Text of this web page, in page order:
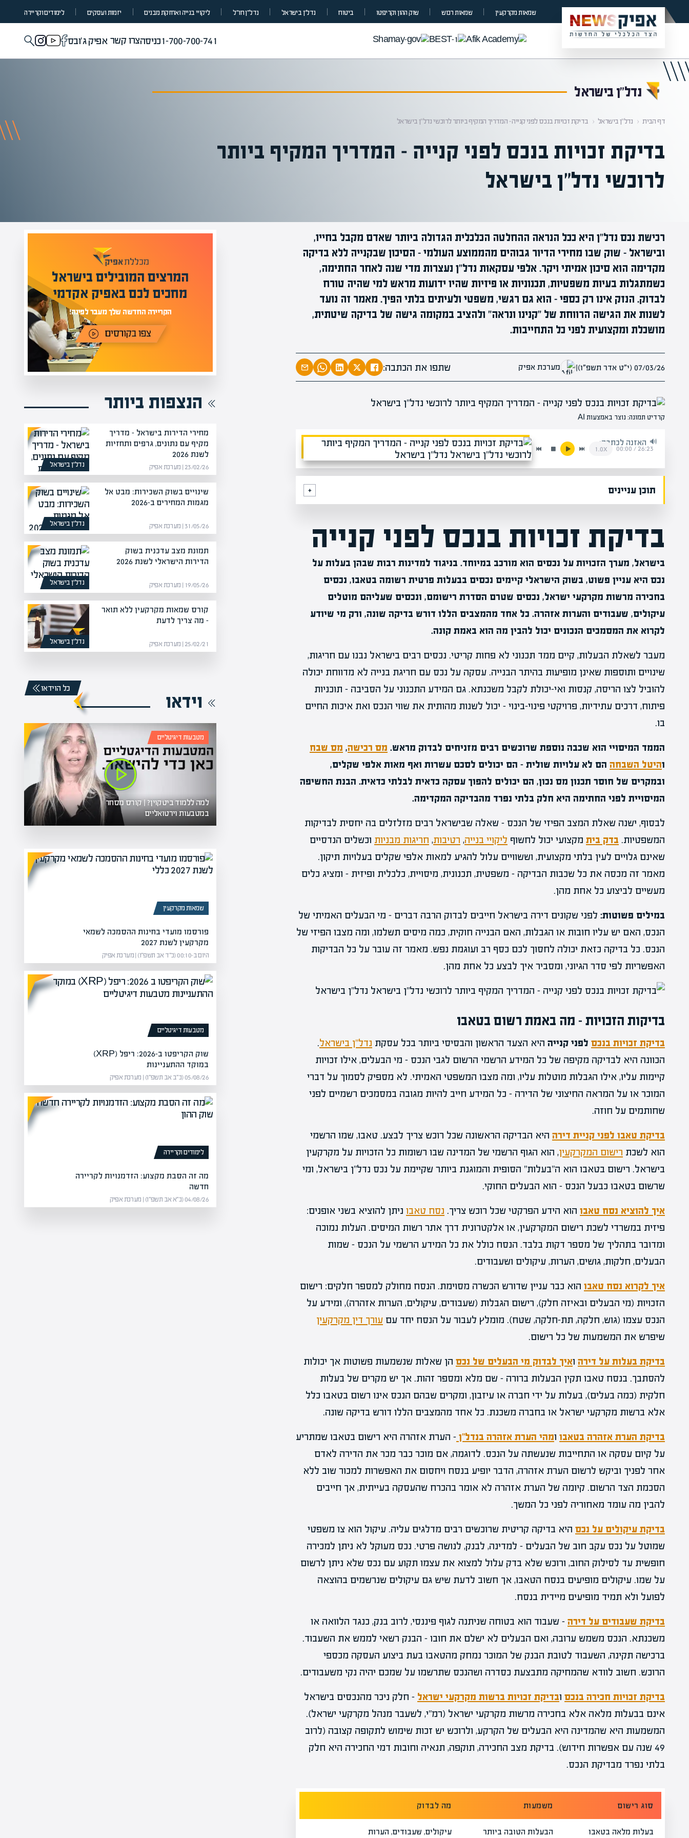
שמאות מקרקעין שמאות רכוש שוק ההון וקריפטו ביטוח נדל”ן בישראל נדל״ן חו״ל ליקויי בנייה ואחזקת מבנים יזמות ועסקים לימודים וקריירה
1-700-700-741כניסהצרו קשר אפיק ג'ובס
נדל”ן בישראל
דף הבית ‹ נדל”ן בישראל ‹ בדיקת זכויות בנכס לפני קנייה – המדריך המקיף ביותר לרוכשי נדל"ן בישראל
בדיקת זכויות בנכס לפני קנייה – המדריך המקיף ביותר
לרוכשי נדל"ן בישראל
רכישת נכס נדל"ן היא ככל הנראה ההחלטה הכלכלית הגדולה ביותר שאדם מקבל בחייו,
ובישראל – שוק שבו מחירי הדיור גבוהים מהממוצע העולמי – הסיכון שבקנייה ללא בדיקה
מקדימה הוא סיכון אמיתי ויקר. אלפי עסקאות נדל"ן נעצרות מדי שנה לאחר החתימה,
כשמתגלות בעיות משפטיות, תכנוניות או פיזיות שהיו ידועות מראש למי שהיה טורח
לבדוק. הנזק אינו רק כספי – הוא גם רגשי, משפטי ולעיתים בלתי הפיך. מאמר זה נועד
לשנות את הגישה הרווחת של "קנינו ונראה" ולהציב במקומה גישה של בדיקה שיטתית,
מושכלת ומקצועית לפני כל התחייבות.
07/03/26 (י״ט אדר תשפ״ו) | מערכת אפיק שתפו את הכתבה:
קרדיט תמונה: נוצר באמצעות AI
האזנה לכתבה:
26:23
/
00:00
1.0x
תוכן עניינים
בדיקת זכויות בנכס לפני קנייה
בישראל, מערך הזכויות על נכסים הוא מורכב במיוחד. בניגוד למדינות רבות שבהן בעלות על
נכס היא עניין פשוט, בשוק הישראלי קיימים נכסים בבעלות פרטית רשומה בטאבו, נכסים
בחכירה מרשות מקרקעי ישראל, נכסים שטרם הסדרת רישומם, ונכסים שעליהם מוטלים
עיקולים, שעבודים והערות אזהרה. כל אחד מהמצבים הללו דורש בדיקה שונה, ורק מי שיודע
לקרוא את המסמכים הנכונים יכול להבין מה הוא באמת קונה.
מעבר לשאלת הבעלות, קיים ממד תכנוני לא פחות קריטי. נכסים רבים בישראל נבנו עם חריגות,
שינויים ותוספות שאינן מופיעות בהיתר הבנייה. עסקה על נכס עם חריגת בנייה לא מדווחת יכולה
להוביל לצו הריסה, קנסות ואי-יכולת לקבל משכנתא. גם המידע התכנוני על הסביבה – תוכניות
פיתוח, דרכים עתידיות, פרויקטי פינוי-בינוי – יכול לשנות מהותית את שווי הנכס ואת איכות החיים
בו.
הממד המיסויי הוא שכבה נוספת שרוכשים רבים מזניחים לבדוק מראש. מס רכישה, מס שבח
והיטל השבחה הם לא עלויות שולית – הם יכולים לסכם עשרות ואף מאות אלפי שקלים,
ובמקרים של חוסר תכנון מס נכון, הם יכולים להפוך עסקה כדאית לבלתי כדאית. הבנת החשיפה
המיסויית לפני החתימה היא חלק בלתי נפרד מהבדיקה המקדימה.
לבסוף, ישנה שאלת המצב הפיזי של הנכס – שאלה שבישראל רבים מזלזלים בה יחסית לבדיקות
המשפטיות. בדק בית מקצועי יכול לחשוף ליקויי בנייה, רטיבות, חריגות מבניות וכשלים הנדסיים
שאינם גלויים לעין בלתי מקצועית, וששוויים עלול להגיע למאות אלפי שקלים בעלויות תיקון.
מאמר זה מכסה את כל שכבות הבדיקה – משפטית, תכנונית, מיסויית, כלכלית ופיזית – ומציג כלים
מעשיים לביצוע כל אחת מהן.
במילים פשוטות: לפני שקונים דירה בישראל חייבים לבדוק הרבה דברים – מי הבעלים האמיתי של
הנכס, האם יש עליו חובות או הגבלות, האם הבנייה חוקית, כמה מיסים תשלמו, ומה מצבו הפיזי של
הנכס. כל בדיקה כזאת יכולה לחסוך לכם כסף רב ועוגמת נפש. מאמר זה עובר על כל הבדיקות
האפשריות לפי סדר הגיוני, ומסביר איך לבצע כל אחת מהן.
בדיקות הזכויות – מה באמת רשום בטאבו
בדיקת זכויות בנכס לפני קנייה היא הצעד הראשון והבסיסי ביותר בכל עסקת נדל"ן בישראל.
הכוונה היא לבדיקה מקיפה של כל המידע הרשמי הרשום לגבי הנכס – מי הבעלים, אילו זכויות
קיימות עליו, אילו הגבלות מוטלות עליו, ומה מצבו המשפטי האמיתי. לא מספיק לסמוך על דברי
המוכר או על המראה החיצוני של הדירה – כל המידע חייב להיות מגובה במסמכים רשמיים לפני
שחותמים על חוזה.
בדיקת טאבו לפני קניית דירה היא הבדיקה הראשונה שכל רוכש צריך לבצע. טאבו, שמו הרשמי
הוא לשכת רישום המקרקעין, הוא הגוף הרשמי של המדינה שבו רשומות כל הזכויות על מקרקעין
בישראל. רישום בטאבו הוא ה"בעלות" הסופית והמוגנת ביותר שקיימת על נכס נדל"ן בישראל, ומי
שרשום בטאבו כבעל הנכס – הוא הבעלים החוקי.
איך להוציא נסח טאבו הוא הידע הפרקטי שכל רוכש צריך. נסח טאבו ניתן להוציא בשני אופנים:
פיזית במשרדי לשכת רישום המקרקעין, או אלקטרונית דרך אתר רשות המיסים. העלות נמוכה
ומדובר בתהליך של מספר דקות בלבד. הנסח כולל את כל המידע הרשמי על הנכס – שמות
הבעלים, חלקות, גושים, הערות, עיקולים ושעבודים.
איך לקרוא נסח טאבו הוא כבר עניין שדורש הכשרה מסוימת. הנסח מחולק למספר חלקים: רישום
הזכויות (מי הבעלים ובאיזה חלק), רישום הגבלות (שעבודים, עיקולים, הערות אזהרה), ומידע על
הנכס עצמו (גוש, חלקה, תת-חלקה, שטח). מומלץ לעבור על הנסח יחד עם עורך דין מקרקעין
שיפרש את המשמעות של כל רישום.
בדיקת בעלות על דירה ואיך לבדוק מי הבעלים של נכס הן שאלות שנשמעות פשוטות אך יכולות
להסתבך. בנסח טאבו תקין הבעלות ברורה – שם מלא ומספר זהות. אך יש מקרים של בעלות
חלקית (כמה בעלים), בעלות על ידי חברה או עיזבון, ומקרים שבהם הנכס אינו רשום בטאבו כלל
אלא ברשות מקרקעי ישראל או בחברה משכנת. כל אחד מהמצבים הללו דורש בדיקה שונה.
בדיקת הערת אזהרה בטאבו ומהי הערת אזהרה בנדל"ן – הערת אזהרה היא רישום בטאבו שמתריע
על קיום עסקה או התחייבות שנעשתה על הנכס. לדוגמה, אם מוכר כבר מכר את הדירה לאדם
אחר לפניך וביקש לרשום הערת אזהרה, הדבר יופיע בנסח ויחסום את האפשרות למכור שוב ללא
הסכמת הצד הרשום. קיומה של הערת אזהרה לא אומר בהכרח שהעסקה בעייתית, אך חייבים
להבין מה עומד מאחוריה לפני כל המשך.
בדיקת עיקולים על נכס היא בדיקה קריטית שרוכשים רבים מדלגים עליה. עיקול הוא צו משפטי
שמוטל על נכס עקב חוב של הבעלים – למדינה, לבנק, לנושה פרטי. נכס מעוקל לא ניתן למכירה
חופשית עד לסילוק החוב, ורוכש שלא בדק עלול למצוא את עצמו תקוע עם נכס שלא ניתן לרשום
על שמו. עיקולים מופיעים בנסח הטאבו, אך חשוב לדעת שיש גם עיקולים שנרשמים בהוצאה
לפועל ולא תמיד מופיעים מיידית בנסח.
בדיקת שעבודים על דירה – שעבוד הוא בטוחה שניתנה לגוף פיננסי, לרוב בנק, כנגד הלוואה או
משכנתא. הנכס משמש ערובה, ואם הבעלים לא ישלם את חובו – הבנק רשאי לממש את השעבוד.
ברכישה תקינה, השעבוד לטובת הבנק של המוכר נמחק מהטאבו בעת ביצוע העסקה מכספי
הרוכש. חשוב לוודא שהמחיקה מתבצעת כסדרה ושהנכס שתרשמו על שמכם יהיה נקי משעבודים.
בדיקת זכויות חכירה בנכס ובדיקת זכויות ברשות מקרקעי ישראל – חלק ניכר מהנכסים בישראל
אינם בבעלות מלאה אלא בחכירה מרשות מקרקעי ישראל (רמ"י, לשעבר מנהל מקרקעי ישראל).
המשמעות היא שהמדינה היא הבעלים של הקרקע, ולרוכש יש זכות שימוש לתקופה קצובה (לרוב
49 שנה עם אפשרות חידוש). בדיקת מצב החכירה, תוקפה, תנאיה וחובות דמי החכירה היא חלק
בלתי נפרד מבדיקת הנכס.
סוג רישום משמעות מה לבדוק
בעלות מלאה בטאבו הבעלות הטובה ביותר עיקולים, שעבודים, הערות
המרצים המובילים בישראל
מחכים לכם באפיק אקדמי
מומחים בהערכת שווי
מעל 1000 מומחים
בהערכות שווי
מחכים לכם באתר
הנצפות ביותר
נדל”ן בישראל
מחירי הדירות בישראל – מדריך
מקיף עם נתונים, גרפים ותחזיות
לשנת 2026
23/02/26 | מערכת אפיק
נדל”ן בישראל
שינויים בשוק השכירות: מבט אל
מגמות המחירים ב-2026
31/05/26 | מערכת אפיק
נדל”ן בישראל
תמונת מצב עדכנית בשוק
הדירות הישראלי לשנת 2026
19/05/26 | מערכת אפיק
נדל”ן בישראל
קורס שמאות מקרקעין ללא תואר
– מה צריך לדעת
25/02/21 | מערכת אפיק
וידאו
כל הוידאו
מטבעות דיגיטליים
למה ללמוד ביטקוין? | קורס מסחר
במטבעות וירטואליים
שמאות מקרקעין
פורסמו מועדי בחינות ההסמכה לשמאי
מקרקעין לשנת 2027
היום ב-00:10 (כ״ד אב תשפ״ו) | מערכת אפיק
מטבעות דיגיטליים
שוק הקריפטו ב-2026: ריפל (XRP)
במוקד ההתעניינות
05/08/26 (כ״ב אב תשפ״ו) | מערכת אפיק
לימודים וקריירה
מה זה הסבת מקצוע: הזדמנויות לקריירה
חדשה
04/08/26 (כ״א אב תשפ״ו) | מערכת אפיק